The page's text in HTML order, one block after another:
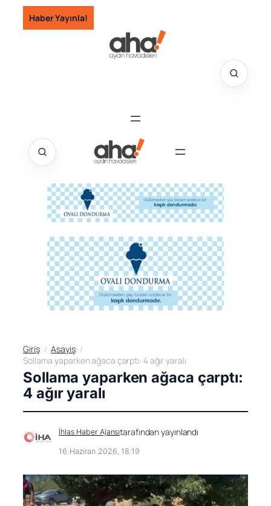
İçeriğe
geç
Haber Yayınla!
Giriş
Asayiş
Sollama yaparken ağaca çarptı: 4 ağır yaralı
Sollama yaparken ağaca çarptı:
4 ağır yaralı
İhlas Haber Ajansıtarafından yayınlandı
16 Haziran 2026, 18:19